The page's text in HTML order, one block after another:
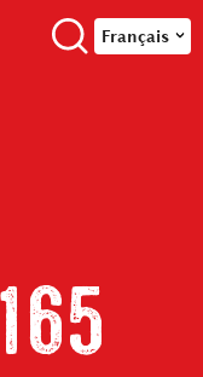
Français